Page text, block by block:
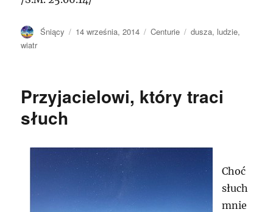
Autor
Śniący Opublikowano
14 września, 2014 Kategorie
Centurie Tagi
dusza, ludzie,
wiatr
Przyjacielowi, który traci
słuch
Choć
słuch
mnie